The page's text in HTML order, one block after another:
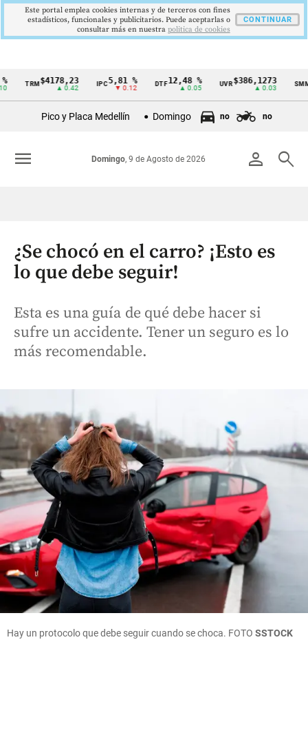
Cintillo
Colombia
TRM $4178,23
▲ 0.42
IPC 5,81 %
▼ 0.12
DTF 12,48 %
▲ 0.05
UVR $386,1273
▲ 0.03
SMMLV
Pico y Placa Medellín Domingo no no
person search
Domingo, 9 de Agosto de 2026
menu
¿Se chocó en el carro? ¡Esto es
lo que debe seguir!
Esta es una guía de qué debe hacer si
sufre un accidente. Tener un seguro es lo
más recomendable.
Hay un protocolo que debe seguir cuando se choca. FOTO SSTOCK
Este portal emplea cookies internas y de terceros con fines
estadísticos, funcionales y publicitarios. Puede aceptarlas o
consultar más en nuestra politica de cookies
CONTINUAR